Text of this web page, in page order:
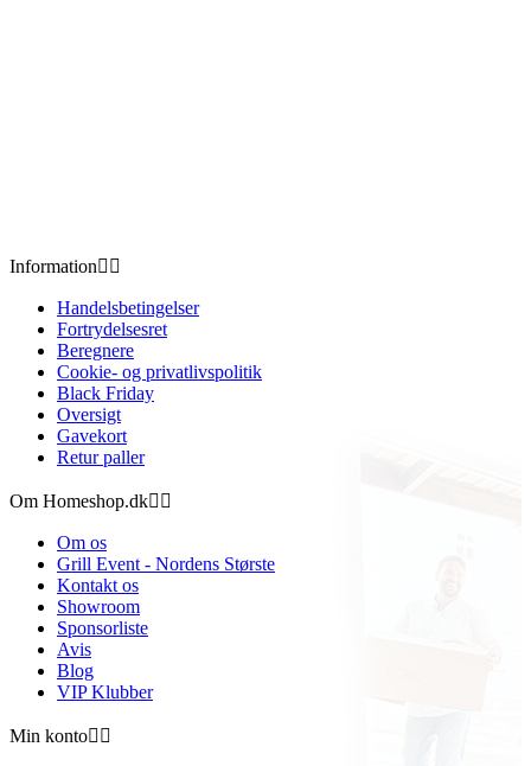
Information 
Handelsbetingelser
Fortrydelsesret
Beregnere
Cookie- og privatlivspolitik
Black Friday
Oversigt
Gavekort
Retur paller
Om Homeshop.dk 
Om os
Grill Event - Nordens Største
Kontakt os
Showroom
Sponsorliste
Avis
Blog
VIP Klubber
Min konto 